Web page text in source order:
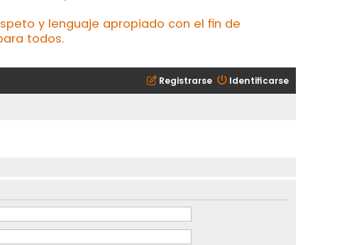
y lenguaje apropiado con el fin de
todos.
Identificarse
Registrarse